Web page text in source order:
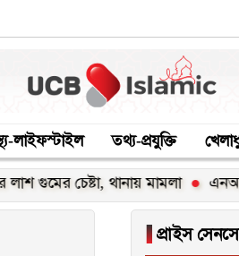
লাইফস্টাইল তথ্য-প্রযুক্তি
থানায় মামলা এনআরবিসি
▐ প্রাইস